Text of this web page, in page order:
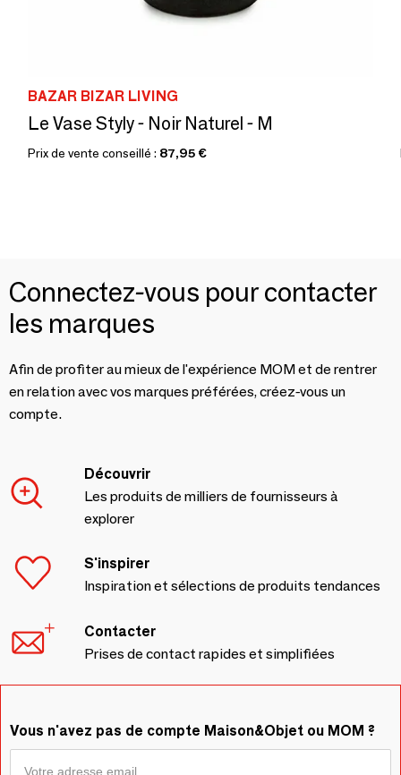
BAZAR BIZAR LIVING
Le Vase Styly - Noir Naturel - M
Prix de vente conseillé : 87,95 €
Connectez-vous pour contacter
les marques
Afin de profiter au mieux de l'expérience MOM et de rentrer
en relation avec vos marques préférées, créez-vous un
compte.
Découvrir
Les produits de milliers de fournisseurs à
explorer
S'inspirer
Inspiration et sélections de produits tendances
Contacter
Prises de contact rapides et simplifiées
Vous n'avez pas de compte Maison&Objet ou MOM ?